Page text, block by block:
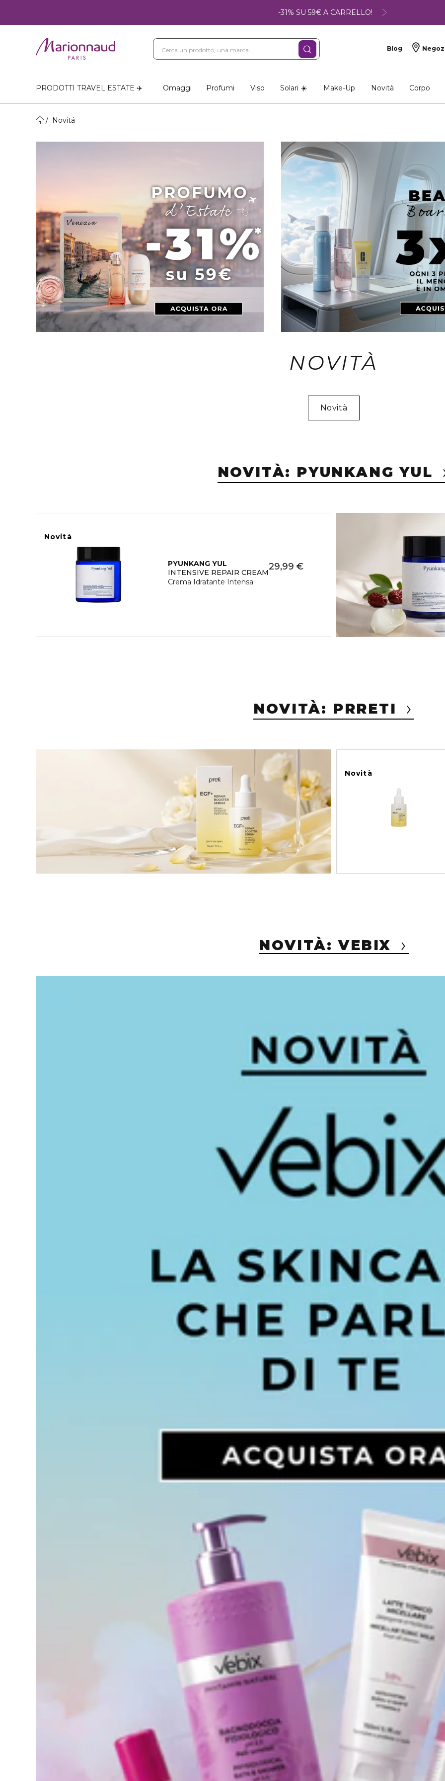
-31% SU 59€ A CARRELLO!
Blog
PRODOTTI TRAVEL ESTATE ✈️ Omaggi Profumi Viso Solari ☀️ Make-Up Novità Corpo
Novitá
NOVITÀ
Novità
NOVITÀ: PYUNKANG YUL
Novità
PYUNKANG YUL
INTENSIVE REPAIR CREAM
Crema Idratante Intensa
29,99 €
NOVITÀ: PRRETI
Novità
NOVITÀ: VEBIX